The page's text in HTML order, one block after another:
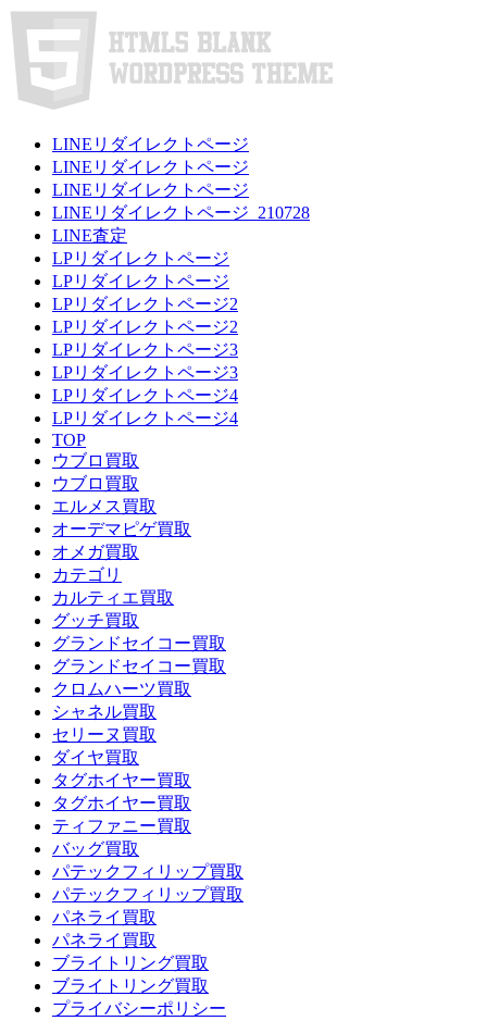
LINEリダイレクトページ
LINEリダイレクトページ
LINEリダイレクトページ
LINEリダイレクトページ_210728
LINE査定
LPリダイレクトページ
LPリダイレクトページ
LPリダイレクトページ2
LPリダイレクトページ2
LPリダイレクトページ3
LPリダイレクトページ3
LPリダイレクトページ4
LPリダイレクトページ4
TOP
ウブロ買取
ウブロ買取
エルメス買取
オーデマピゲ買取
オメガ買取
カテゴリ
カルティエ買取
グッチ買取
グランドセイコー買取
グランドセイコー買取
クロムハーツ買取
シャネル買取
セリーヌ買取
ダイヤ買取
タグホイヤー買取
タグホイヤー買取
ティファニー買取
バッグ買取
パテックフィリップ買取
パテックフィリップ買取
パネライ買取
パネライ買取
ブライトリング買取
ブライトリング買取
プライバシーポリシー